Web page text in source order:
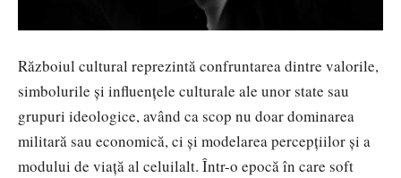
Războiul cultural reprezintă confruntarea dintre valorile,
simbolurile și influențele culturale ale unor state sau
grupuri ideologice, având ca scop nu doar dominarea
militară sau economică, ci și modelarea percepțiilor și a
modului de viață al celuilalt. Într-o epocă în care soft